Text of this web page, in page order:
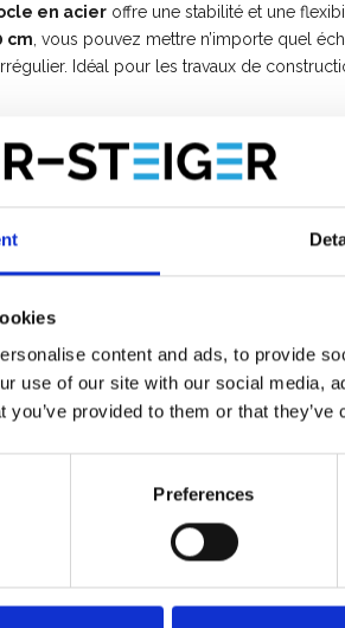
content and ads, to provide
use of our site with our social media,
you’ve provided to them or that
Preferences
en acier offre une stabilité et une
cm , vous pouvez mettre n’importe quel
Idéal pour les travaux de
& avantages
capacité de charge et une durabilité
, parfait pour compenser les différences
aux tubes d’échafaudage avec un
marques professionnelles
, telles que :
Custers, Euroscaffold, Instant Span,
d’échafaudage ?
sécurité, confort et longévité. Le
tandis que la broche en acier supporte
mettre l’échafaudage parfaitement de